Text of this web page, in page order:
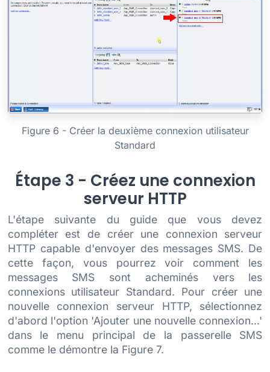
Figure 6 - Créer la deuxième connexion utilisateur
Standard
Étape 3 - Créez une connexion
serveur HTTP
L'étape suivante du guide que vous devez
compléter est de créer une connexion serveur
HTTP capable d'envoyer des messages SMS. De
cette façon, vous pourrez voir comment les
messages SMS sont acheminés vers les
connexions utilisateur Standard. Pour créer une
nouvelle connexion serveur HTTP, sélectionnez
d'abord l'option 'Ajouter une nouvelle connexion...'
dans le menu principal de la passerelle SMS
comme le démontre la Figure 7.